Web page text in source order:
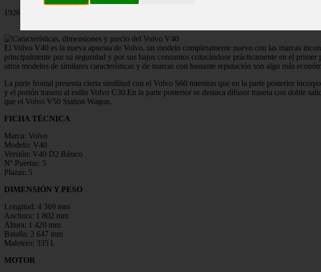
1926
El Volvo V40 es la nueva apuesta de Volvo, un modelo completamente nuevo con las marcas
principalmente por su seguridad y por sus bajos consumos colocándose prácticamente en el
otros modelos de similares características y de marcas con bastante reputación son algo más
La parte frontal presenta cierta similitud con el Volvo S60 mientras que en la parte posterior
y el portón trasero al estilo Volvo C30.En la parte posterior se destaca difusor trasera con doble
que el Volvo V50 Station Wagon.
FICHA TÉCNICA
Marca: Volvo
Modelo: V40
Versión: V40 D2 Básico
Nº Puertas: 5
Plazas: 5
DIMENSIÓN Y PESO
Longitud: 4 369 mm
Anchura: 1 802 mm
Altura: 1 420 mm
Batalla: 2 647 mm
Maletero: 335 l.
MOTOR